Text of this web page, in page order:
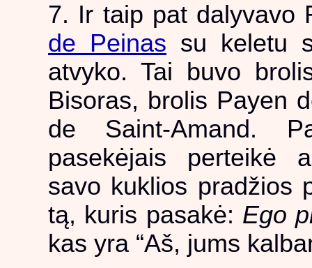
7. Ir taip pat dalyvavo
de Peinas su keletu
atvyko. Tai buvo
Bisoras, brolis Payen
de Saint-Amand.
pasekėjais perteikė
savo kuklios pradžios
tą, kuris pasakė: Ego
kas yra “Aš, jums